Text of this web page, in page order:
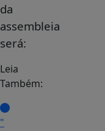
da
assembleia
será:
Leia
Também:
"